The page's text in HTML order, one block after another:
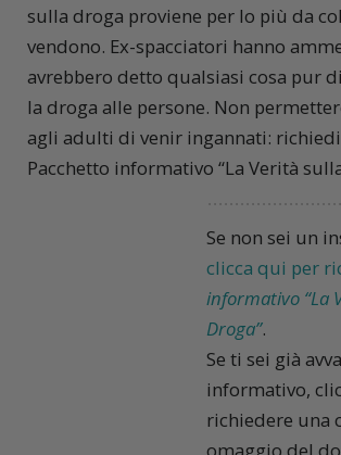
sulla droga proviene per lo più da
vendono. Ex-spacciatori hanno
avrebbero detto qualsiasi cosa pur
la droga alle persone. Non
agli adulti di venir ingannati:
Pacchetto informativo “La Verità
Se non sei un
clicca qui per
informativo “La
Droga”.
Se ti sei già
informativo,
richiedere una